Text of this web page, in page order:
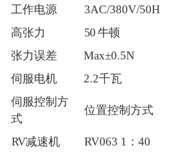
工作电源 3AC/380V/50H
高张力
50 牛顿
张力误差 Max±0.5N
伺服电机
2.2千瓦
伺服控制方
式
位置控制方式
RV减速机 RV063 1：40